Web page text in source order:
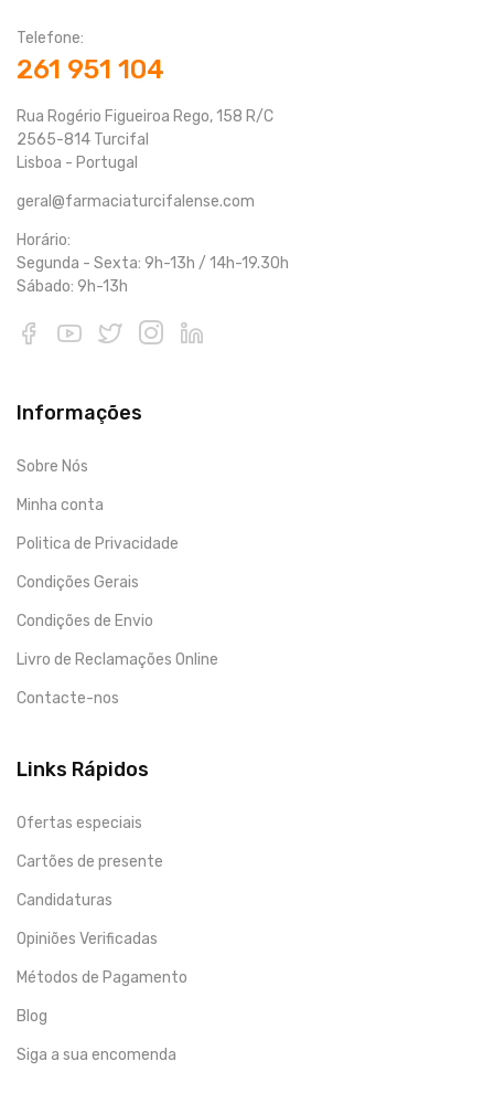
Telefone:
261 951 104
Rua Rogério Figueiroa Rego, 158 R/C
2565-814 Turcifal
Lisboa - Portugal
geral@farmaciaturcifalense.com
Horário:
Segunda - Sexta: 9h-13h / 14h-19.30h
Sábado: 9h-13h
Informações
Sobre Nós
Minha conta
Politica de Privacidade
Condições Gerais
Condições de Envio
Livro de Reclamações Online
Contacte-nos
Links Rápidos
Ofertas especiais
Cartões de presente
Candidaturas
Opiniões Verificadas
Métodos de Pagamento
Blog
Siga a sua encomenda